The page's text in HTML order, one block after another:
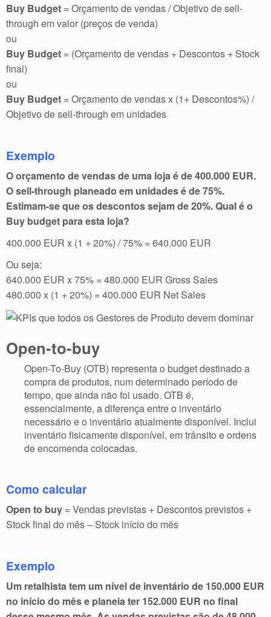
Buy Budget = Orçamento de vendas / Objetivo de sell-
through em valor (preços de venda)
ou
Buy Budget = (Orçamento de vendas + Descontos + Stock
final)
ou
Buy Budget = Orçamento de vendas x (1+ Descontos%) /
Objetivo de sell-through em unidades
Exemplo
O orçamento de vendas de uma loja é de 400.000 EUR.
O sell-through planeado em unidades é de 75%.
Estimam-se que os descontos sejam de 20%. Qual é o
Buy budget para esta loja?
400.000 EUR x (1 + 20%) / 75% = 640.000 EUR
Ou seja:
640.000 EUR x 75% = 480.000 EUR Gross Sales
480.000 x (1 + 20%) = 400.000 EUR Net Sales
Open-to-buy
Open-To-Buy (OTB) representa o budget destinado a
compra de produtos, num determinado período de
tempo, que ainda não foi usado. OTB é,
essencialmente, a diferença entre o inventário
necessário e o inventário atualmente disponível. Inclui
inventário fisicamente disponível, em trânsito e ordens
de encomenda colocadas.
Como calcular
Open to buy = Vendas previstas + Descontos previstos +
Stock final do mês – Stock início do mês
Exemplo
Um retalhista tem um nível de inventário de 150.000 EUR
no início do mês e planeia ter 152.000 EUR no final